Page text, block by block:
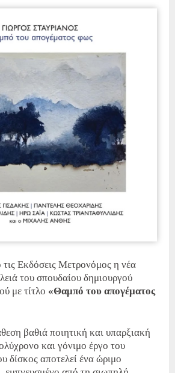
Εκδόσεις Μετρονόμος η νέα
του σπουδαίου δημιουργού
με τίτλο «Θαμπό του απογέματος
βαθιά ποιητική και υπαρξιακή
και γόνιμο έργο του
δίσκος αποτελεί ένα ώριμο